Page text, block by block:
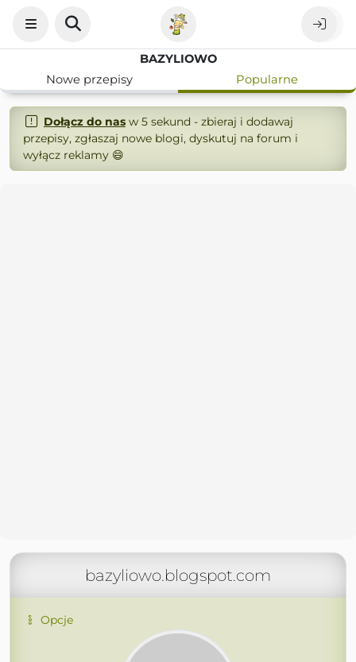
BAZYLIOWO
Nowe przepisy
Popularne
Dołącz do nasw 5 sekund - zbieraj i dodawaj
przepisy, zgłaszaj nowe blogi, dyskutuj na forum i
wyłącz reklamy 😄
bazyliowo.blogspot.com
Opcje